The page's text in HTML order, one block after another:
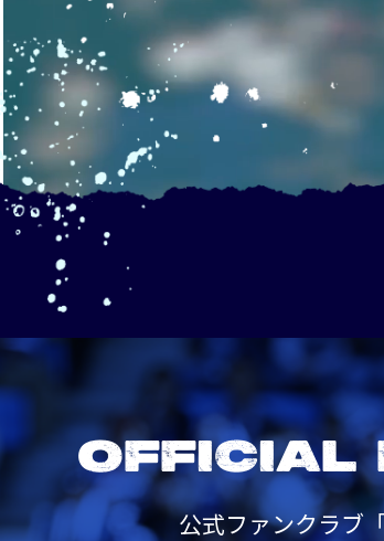
OFFICIAL
公式ファンクラブ